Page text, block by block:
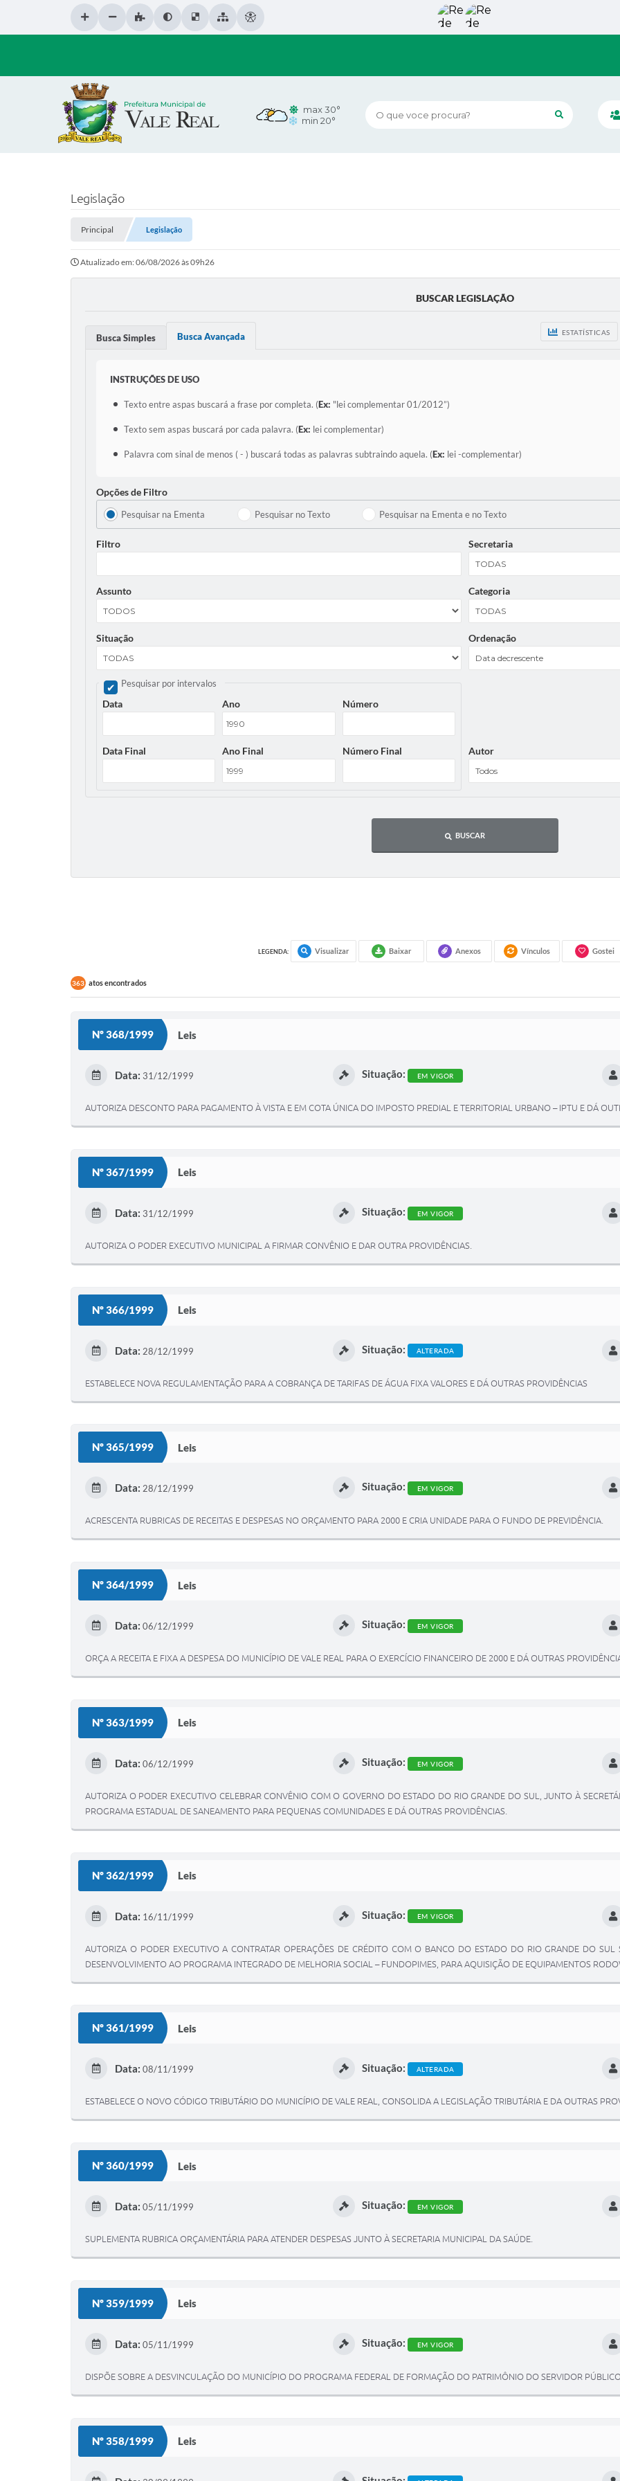
O que voce procura?
max 30°
min 20°
Legislação
Principal Legislação
Atualizado em: 06/08/2026 às 09h26
BUSCAR LEGISLAÇÃO
ESTATÍSTICAS
Busca Simples Busca Avançada
INSTRUÇÕES DE USO
Texto entre aspas buscará a frase por completa. (Ex: "lei complementar 01/2012”)
Texto sem aspas buscará por cada palavra. (Ex: lei complementar)
Palavra com sinal de menos ( - ) buscará todas as palavras subtraindo aquela. (Ex: lei -complementar)
Opções de Filtro
Pesquisar na Ementa Pesquisar no Texto Pesquisar na Ementa e no Texto
Filtro Secretaria
Assunto Categoria
Situação Ordenação
Pesquisar por intervalos
Data Ano Número
Data Final Ano Final Número Final Autor
BUSCAR
LEGENDA: Visualizar Baixar Anexos Vínculos Gostei
363 atos encontrados
Nº 368/1999 Leis
Data: 31/12/1999 Situação: EM VIGOR
AUTORIZA DESCONTO PARA PAGAMENTO À VISTA E EM COTA ÚNICA DO IMPOSTO PREDIAL E TERRITORIAL URBANO – IPTU E DÁ
Nº 367/1999 Leis
Data: 31/12/1999 Situação: EM VIGOR
AUTORIZA O PODER EXECUTIVO MUNICIPAL A FIRMAR CONVÊNIO E DAR OUTRA PROVIDÊNCIAS.
Nº 366/1999 Leis
Data: 28/12/1999 Situação: ALTERADA
ESTABELECE NOVA REGULAMENTAÇÃO PARA A COBRANÇA DE TARIFAS DE ÁGUA FIXA VALORES E DÁ OUTRAS PROVIDÊNCIAS
Nº 365/1999 Leis
Data: 28/12/1999 Situação: EM VIGOR
ACRESCENTA RUBRICAS DE RECEITAS E DESPESAS NO ORÇAMENTO PARA 2000 E CRIA UNIDADE PARA O FUNDO DE PREVIDÊNCIA.
Nº 364/1999 Leis
Data: 06/12/1999 Situação: EM VIGOR
ORÇA A RECEITA E FIXA A DESPESA DO MUNICÍPIO DE VALE REAL PARA O EXERCÍCIO FINANCEIRO DE 2000 E DÁ OUTRAS
Nº 363/1999 Leis
Data: 06/12/1999 Situação: EM VIGOR
AUTORIZA O PODER EXECUTIVO CELEBRAR CONVÊNIO COM O GOVERNO DO ESTADO DO RIO GRANDE DO SUL, JUNTO À
PROGRAMA ESTADUAL DE SANEAMENTO PARA PEQUENAS COMUNIDADES E DÁ OUTRAS PROVIDÊNCIAS.
Nº 362/1999 Leis
Data: 16/11/1999 Situação: EM VIGOR
AUTORIZA O PODER EXECUTIVO A CONTRATAR OPERAÇÕES DE CRÉDITO COM O BANCO DO ESTADO DO RIO GRANDE DO
DESENVOLVIMENTO AO PROGRAMA INTEGRADO DE MELHORIA SOCIAL – FUNDOPIMES, PARA AQUISIÇÃO DE EQUIPAMENTOS
Nº 361/1999 Leis
Data: 08/11/1999 Situação: ALTERADA
ESTABELECE O NOVO CÓDIGO TRIBUTÁRIO DO MUNICÍPIO DE VALE REAL, CONSOLIDA A LEGISLAÇÃO TRIBUTÁRIA E DA OUTRAS
Nº 360/1999 Leis
Data: 05/11/1999 Situação: EM VIGOR
SUPLEMENTA RUBRICA ORÇAMENTÁRIA PARA ATENDER DESPESAS JUNTO À SECRETARIA MUNICIPAL DA SAÚDE.
Nº 359/1999 Leis
Data: 05/11/1999 Situação: EM VIGOR
DISPÕE SOBRE A DESVINCULAÇÃO DO MUNICÍPIO DO PROGRAMA FEDERAL DE FORMAÇÃO DO PATRIMÔNIO DO SERVIDOR PÚBLICO
Nº 358/1999 Leis